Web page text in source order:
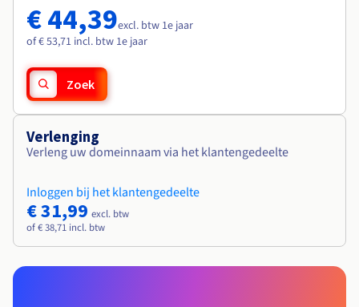
€ 44,39excl. btw 1e jaar
of € 53,71 incl. btw 1e jaar
Zoek
Verlenging
Verleng uw domeinnaam via het klantengedeelte
Inloggen bij het klantengedeelte
€ 31,99 excl. btw
of € 38,71 incl. btw